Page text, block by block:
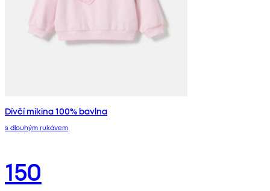
Dívčí mikina 100% bavlna
s dlouhým rukávem
150